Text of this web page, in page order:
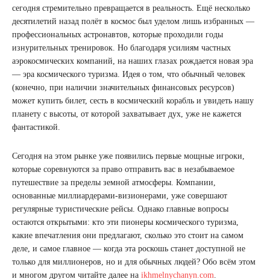
сегодня стремительно превращается в реальность. Ещё несколько
десятилетий назад полёт в космос был уделом лишь избранных —
профессиональных астронавтов, которые проходили годы
изнурительных тренировок. Но благодаря усилиям частных
аэрокосмических компаний, на наших глазах рождается новая эра
— эра космического туризма. Идея о том, что обычный человек
(конечно, при наличии значительных финансовых ресурсов)
может купить билет, сесть в космический корабль и увидеть нашу
планету с высоты, от которой захватывает дух, уже не кажется
фантастикой.
Сегодня на этом рынке уже появились первые мощные игроки,
которые соревнуются за право отправить вас в незабываемое
путешествие за пределы земной атмосферы. Компании,
основанные миллиардерами-визионерами, уже совершают
регулярные туристические рейсы. Однако главные вопросы
остаются открытыми: кто эти пионеры космического туризма,
какие впечатления они предлагают, сколько это стоит на самом
деле, и самое главное — когда эта роскошь станет доступной не
только для миллионеров, но и для обычных людей? Обо всём этом
и многом другом читайте далее на ikhmelnychanyn.com